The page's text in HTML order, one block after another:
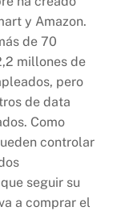
y Amazon.
de 70
millones de
pero
de data
Como
controlar
seguir su
a comprar el